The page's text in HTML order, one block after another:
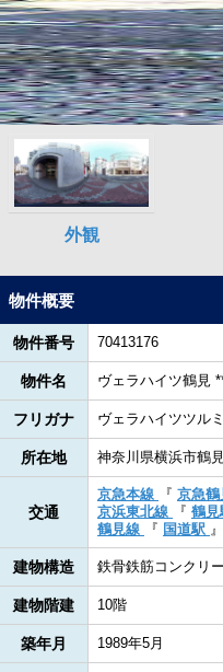
物件概要
物件番号 70413176
物件名 ヴェラハイツ鶴見
フリガナ ヴェラハイツツルミ
所在地 神奈川県横浜市鶴
交通
京急本線 『 京急鶴
京浜東北線
『 鶴見
鶴見線
『 国道駅 』
建物構造 鉄骨鉄筋コンクリ
建物階建 10階
築年月 1989年5月